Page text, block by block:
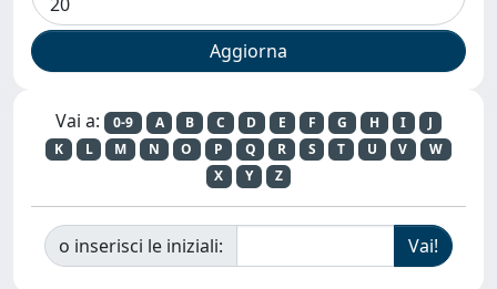
Vai a: 0-9 A B C D E F G H I
J
K
L M N O P Q R S T U V
W
X
Y Z
o inserisci le iniziali: